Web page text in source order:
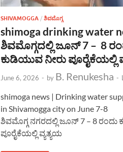
SHIVAMOGGA / ಶಿವಮೊಗ್ಗ
shimoga drinking water
ಶಿವಮೊಗ್ಗದಲ್ಲಿ ಜೂನ್ 7 – 8
ಕುಡಿಯುವ ನೀರು ಪೂರೈಕೆಯಲ್ಲಿ
June 6, 2026 - by B. Renukesha -
shimoga news | Drinking water
in Shivamogga city on June 7-8
ಶಿವಮೊಗ್ಗ ನಗರದಲ್ಲಿ ಜೂನ್ 7 – 8 ರಂದು
ಪೂರೈಕೆಯಲ್ಲಿ ವ್ಯತ್ಯಯ